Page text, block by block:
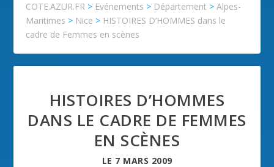
COTE.AZUR.FR > Evénements > Département >Alpes-
Maritimes > Nice > HISTOIRES D’HOMMES dans le
cadre de Femmes en scènes
HISTOIRES D’HOMMES
DANS LE CADRE DE FEMMES
EN SCÈNES
LE 7 MARS 2009